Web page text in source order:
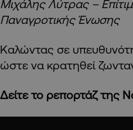
Μιχάλης Λύτρας –
Παναγροτικής Ένωσης
Καλώντας σε
ώστε να κρατηθεί
Δείτε το ρεπορτάζ της